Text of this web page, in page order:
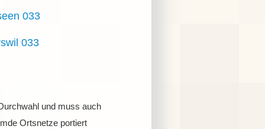
033
033
und muss auch
Ortsnetze portiert